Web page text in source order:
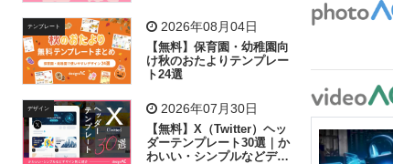
テンプレート 2026年08月04日
【無料】保育園・幼稚園向
け秋のおたよりテンプレー
ト24選
デザイン 2026年07月30日
【無料】X（Twitter）ヘッ
ダーテンプレート30選｜か
わいい・シンプルなどデザ